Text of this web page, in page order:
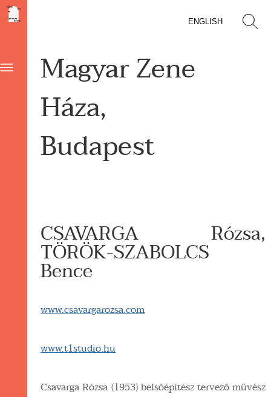
ENGLISH
Magyar Zene
Háza,
Budapest
CSAVARGA Rózsa,
TÖRÖK-SZABOLCS
Bence
www.csavargarozsa.com
www.t1studio.hu
Csavarga Rózsa (1953) belsőépítész tervező művész